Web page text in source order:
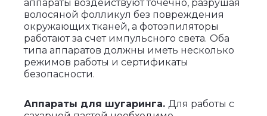
аппараты воздействуют точечно, разрушая
волосяной фолликул без повреждения
окружающих тканей, а фотоэпиляторы
работают за счет импульсного света. Оба
типа аппаратов должны иметь несколько
режимов работы и сертификаты
безопасности.
Аппараты для шугаринга. Для работы с